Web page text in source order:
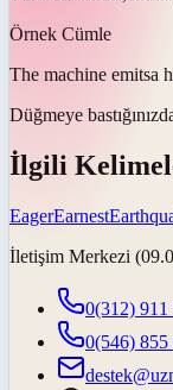
Örnek Cümle
The machine emitsa
Düğmeye
İlgili
EagerEarnest
İletişim Merkezi
0(312) 911
0(546) 855